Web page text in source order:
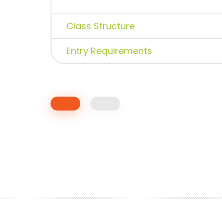
Class Structure
Entry Requirements